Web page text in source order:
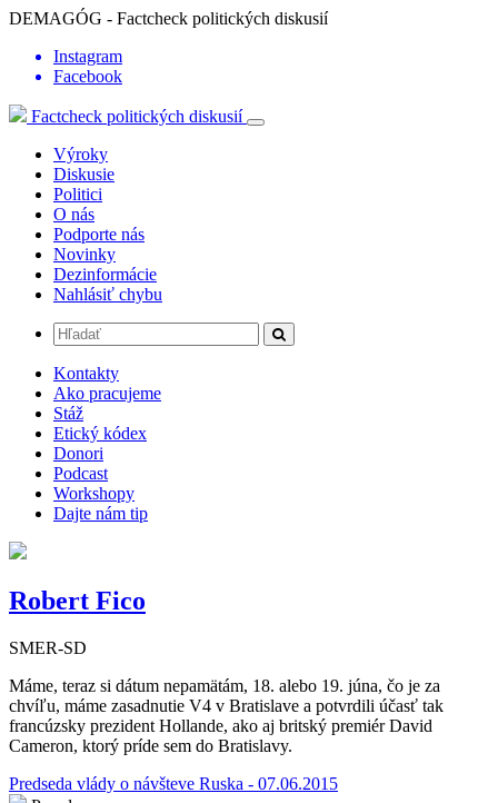
DEMAGÓG - Factcheck politických diskusií
Instagram
Facebook
Factcheck politických diskusií
Výroky
Diskusie
Politici
O nás
Podporte nás
Novinky
Dezinformácie
Nahlásiť chybu
Kontakty
Ako pracujeme
Stáž
Etický kódex
Donori
Podcast
Workshopy
Dajte nám tip
Robert Fico
SMER-SD
Máme, teraz si dátum nepamätám, 18. alebo 19. júna, čo je za
chvíľu, máme zasadnutie V4 v Bratislave a potvrdili účasť tak
francúzsky prezident Hollande, ako aj britský premiér David
Cameron, ktorý príde sem do Bratislavy.
Predseda vlády o návšteve Ruska - 07.06.2015